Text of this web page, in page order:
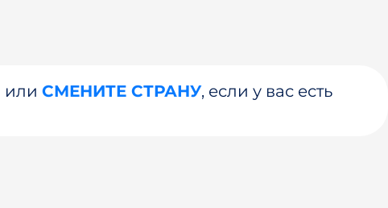
или СМЕНИТЕ СТРАНУ, если у вас есть